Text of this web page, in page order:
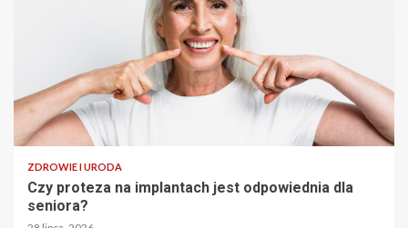
ZDROWIE I URODA
Czy proteza na implantach jest odpowiednia dla
seniora?